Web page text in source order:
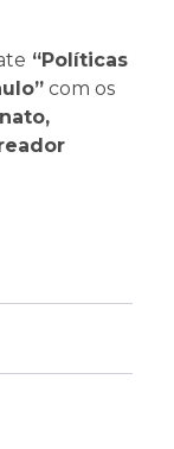
“Políticas
com os